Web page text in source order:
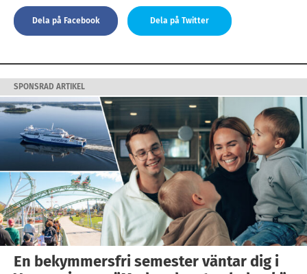
Dela på Facebook Dela på Twitter
SPONSRAD ARTIKEL
En bekymmersfri semester väntar dig i